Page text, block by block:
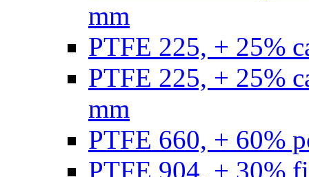
mm
PTFE 225, + 25%
PTFE 225, + 25%
mm
PTFE 660, + 60%
PTFE 904, + 30%